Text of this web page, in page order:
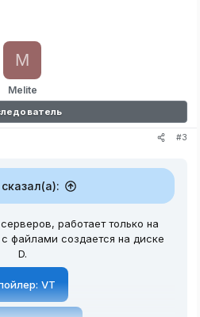
Melite
M
#3
работает только на
файлами создается на диске
D.
VT